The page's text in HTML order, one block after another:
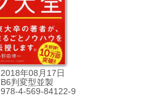
2018年08月17日
B6判変型並製
978-4-569-84122-9